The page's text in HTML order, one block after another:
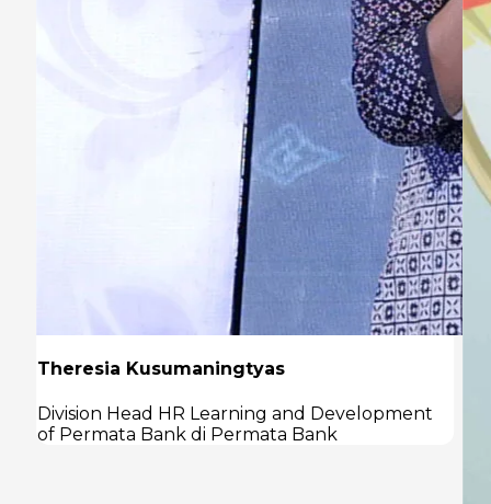
Theresia Kusumaningtyas
Division Head HR Learning and Development
of Permata Bank di Permata Bank